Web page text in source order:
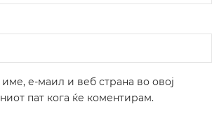
име, е-маил и веб страна во овој
пат кога ќе коментирам.